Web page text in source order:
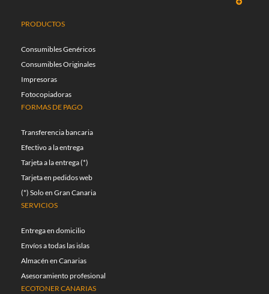
PRODUCTOS
Consumibles Genéricos
Consumibles Originales
Impresoras
Fotocopiadoras
FORMAS DE PAGO
Transferencia bancaria
Efectivo a la entrega
Tarjeta a la entrega (*)
Tarjeta en pedidos web
(*) Solo en Gran Canaria
SERVICIOS
Entrega en domicilio
Envíos a todas las islas
Almacén en Canarias
Asesoramiento profesional
ECOTONER CANARIAS